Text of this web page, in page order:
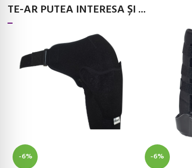
TE-AR PUTEA INTERESA ȘI ...
-6% -6%